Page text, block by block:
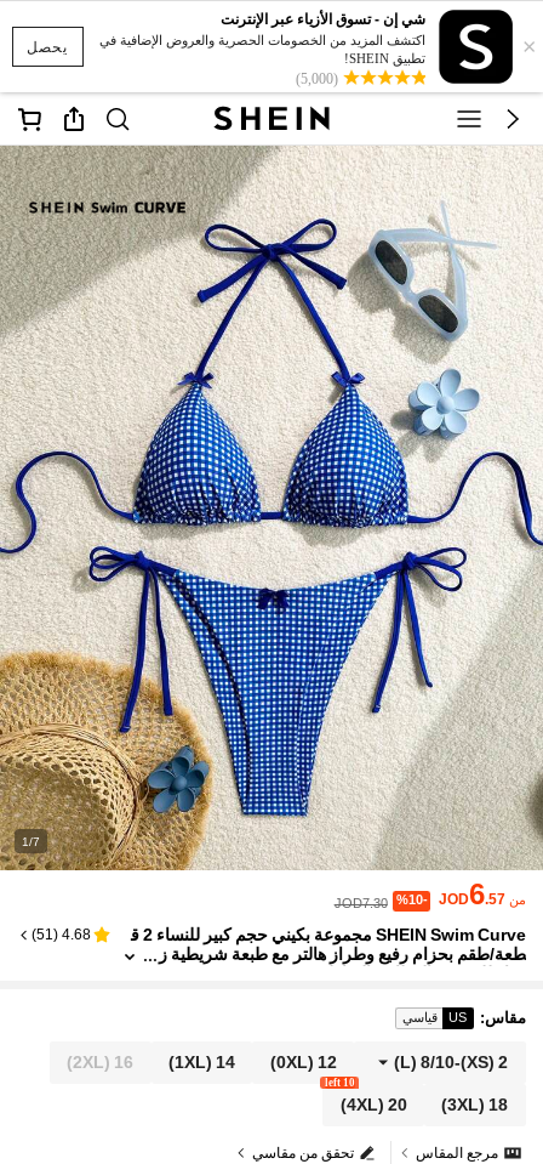
يحصل ×
شي إن - تسوق الأزياء عبر الإنترنت
اكتشف المزيد من الخصومات الحصرية والعروض الإضافية في
تطبيق SHEIN!
(5,000)
1/7
من JOD6.57
%10-
JOD7.30
SHEIN Swim Curve مجموعة بكيني حجم كبير للنساء 2 ق
طعة/طقم بحزام رفيع وطراز هالتر مع طبعة شريطية ز
4.68
(
51
)
مقاس:
US قياسي
2
(XS)
-
8/10
(L)
12
(0XL)
14
(1XL)
16
(2XL)
18
(3XL)
20
(4XL)
10 left
تحقق من مقاسي
مرجع المقاس